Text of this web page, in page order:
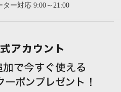
ー対応 9:00～21:00